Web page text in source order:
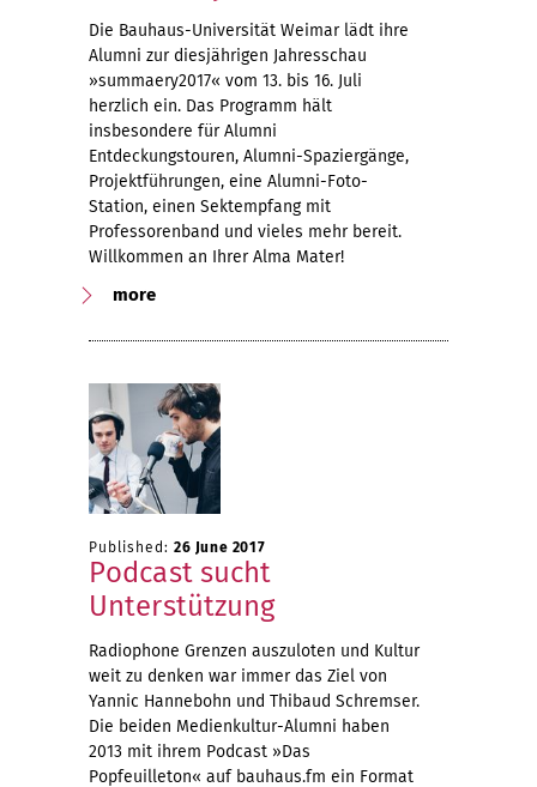
Die Bauhaus-Universität Weimar lädt ihre
Alumni zur diesjährigen Jahresschau
»summaery2017« vom 13. bis 16. Juli
herzlich ein. Das Programm hält
insbesondere für Alumni
Entdeckungstouren, Alumni-Spaziergänge,
Projektführungen, eine Alumni-Foto-
Station, einen Sektempfang mit
Professorenband und vieles mehr bereit.
Willkommen an Ihrer Alma Mater!
more
Published: 26 June 2017
Podcast sucht
Unterstützung
Radiophone Grenzen auszuloten und Kultur
weit zu denken war immer das Ziel von
Yannic Hannebohn und Thibaud Schremser.
Die beiden Medienkultur-Alumni haben
2013 mit ihrem Podcast »Das
Popfeuilleton« auf bauhaus.fm ein Format